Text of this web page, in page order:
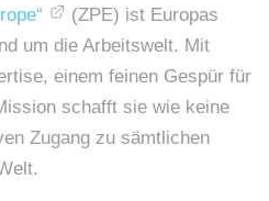
(ZPE) ist Europas
um die Arbeitswelt. Mit
einem feinen Gespür für
schafft sie wie keine
Zugang zu sämtlichen